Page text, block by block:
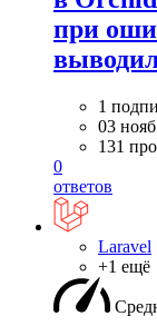
при
1
03
131
0
ответов
Laravel
+1 ещё